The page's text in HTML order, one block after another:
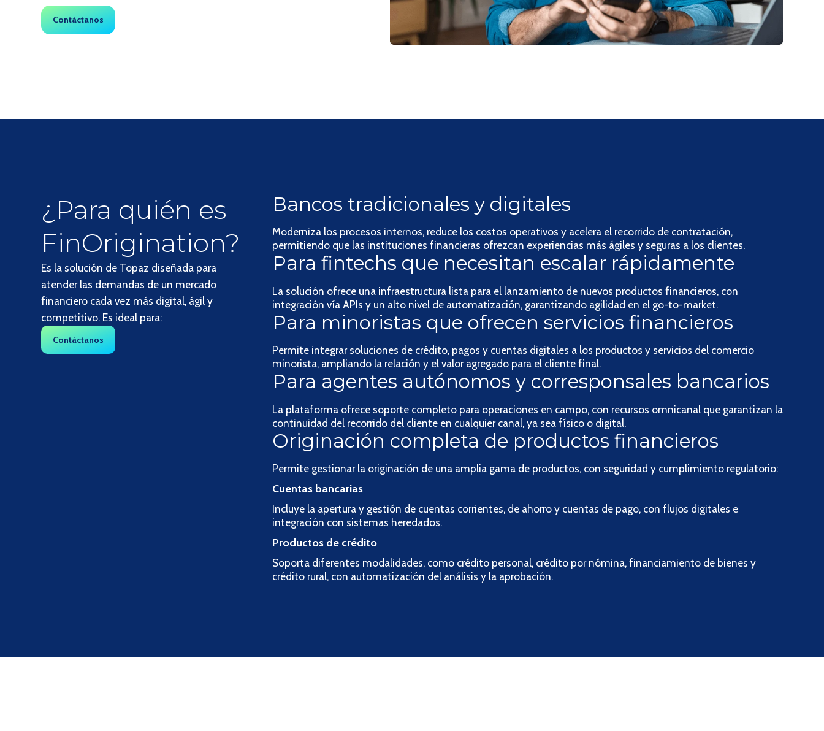
Contáctanos
¿Para quién es
FinOrigination?
Es la solución de Topaz diseñada para
atender las demandas de un mercado
financiero cada vez más digital, ágil y
competitivo. Es ideal para:
Contáctanos
Bancos tradicionales y digitales
Moderniza los procesos internos, reduce los costos operativos y acelera el recorrido de contratación,
permitiendo que las instituciones financieras ofrezcan experiencias más ágiles y seguras a los clientes.
Para fintechs que necesitan escalar rápidamente
La solución ofrece una infraestructura lista para el lanzamiento de nuevos productos financieros, con
integración vía APIs y un alto nivel de automatización, garantizando agilidad en el go-to-market.
Para minoristas que ofrecen servicios financieros
Permite integrar soluciones de crédito, pagos y cuentas digitales a los productos y servicios del comercio
minorista, ampliando la relación y el valor agregado para el cliente final.
Para agentes autónomos y corresponsales bancarios
La plataforma ofrece soporte completo para operaciones en campo, con recursos omnicanal que garantizan la
continuidad del recorrido del cliente en cualquier canal, ya sea físico o digital.
Originación completa de productos financieros
Permite gestionar la originación de una amplia gama de productos, con seguridad y cumplimiento regulatorio:
Cuentas bancarias
Incluye la apertura y gestión de cuentas corrientes, de ahorro y cuentas de pago, con flujos digitales e
integración con sistemas heredados.
Productos de crédito
Soporta diferentes modalidades, como crédito personal, crédito por nómina, financiamiento de bienes y
crédito rural, con automatización del análisis y la aprobación.